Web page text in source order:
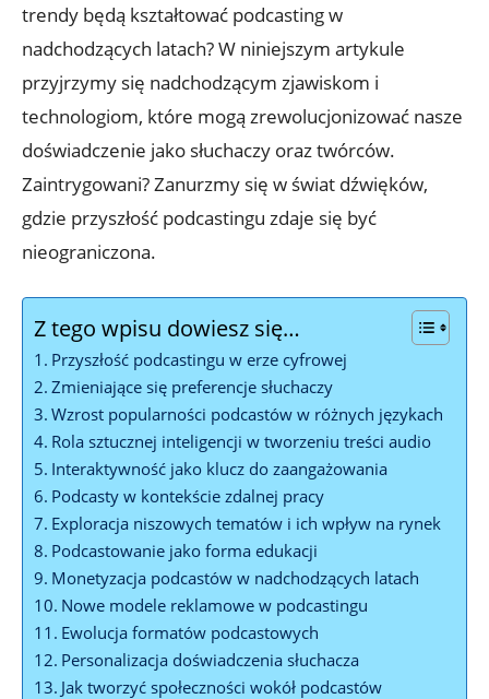
trendy będą kształtować podcasting w
nadchodzących latach? W niniejszym artykule
przyjrzymy się nadchodzącym zjawiskom i
technologiom, które mogą zrewolucjonizować nasze
doświadczenie jako słuchaczy oraz twórców.
Zaintrygowani? Zanurzmy się w świat dźwięków,
gdzie przyszłość podcastingu zdaje się być
nieograniczona.
Z tego wpisu dowiesz się…
Przyszłość podcastingu w erze cyfrowej
Zmieniające się preferencje słuchaczy
Wzrost popularności podcastów w różnych językach
Rola sztucznej inteligencji w tworzeniu treści audio
Interaktywność jako klucz do zaangażowania
Podcasty w kontekście zdalnej pracy
Exploracja niszowych tematów i ich wpływ na rynek
Podcastowanie jako forma edukacji
Monetyzacja podcastów w nadchodzących latach
Nowe modele reklamowe w podcastingu
Ewolucja formatów podcastowych
Personalizacja doświadczenia słuchacza
Jak tworzyć społeczności wokół podcastów